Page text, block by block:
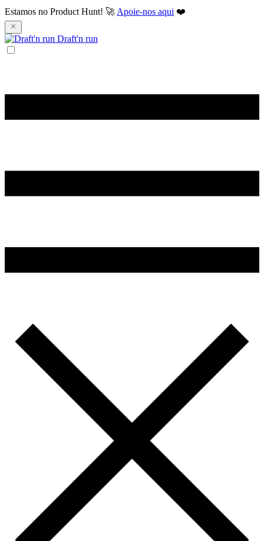
Estamos no Product Hunt! 🚀 Apoie-nos aqui ❤️
Draft'n run